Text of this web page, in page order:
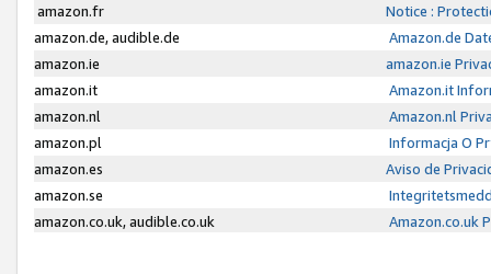
amazon.fr
Notice :
amazon.de, audible.de
Amazon.de
amazon.ie
amazon.ie
amazon.it
Amazon.it
amazon.nl
Amazon.nl
amazon.pl
Informacja O
amazon.es
Aviso de
amazon.se
amazon.co.uk, audible.co.uk
Amazon.co.uk